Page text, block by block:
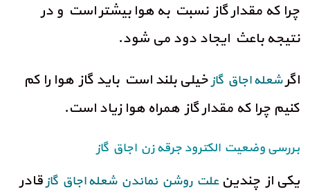
چرا که مقدار گاز نسبت به هوا بیشتر است و در
نتیجه باعث ایجاد دود می شود.
اگرشعله اجاق گازخیلی بلند است باید گاز هوا را کم
کنیم چرا که مقدار گاز همراه هوا زیاد است.
بررسی وضعیت الکترود جرقه زن اجاق گاز
یکی از چندینعلت روشن نماندن شعله اجاق گازقادر